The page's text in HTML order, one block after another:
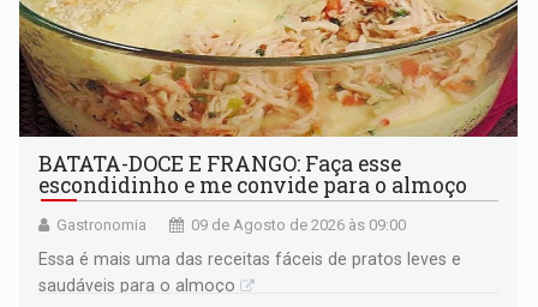
BATATA-DOCE E FRANGO: Faça esse
escondidinho e me convide para o almoço
Gastronomia 09 de Agosto de 2026 às 09:00
Essa é mais uma das receitas fáceis de pratos leves e
saudáveis para o almoço